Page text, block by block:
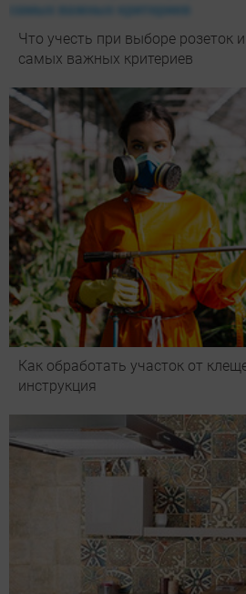
Что учесть при выборе розеток
самых важных критериев
Как обработать участок от
инструкция